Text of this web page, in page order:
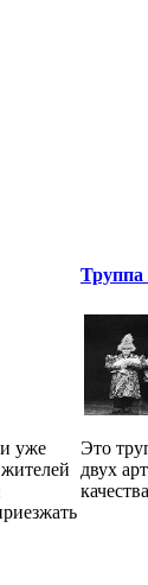
уже
Это
двух